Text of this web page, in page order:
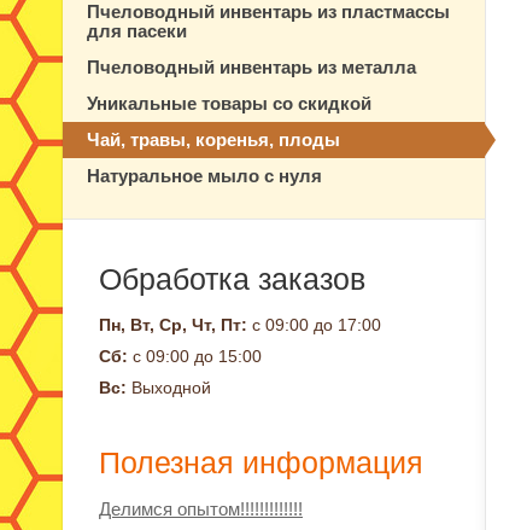
Пчеловодный инвентарь из пластмассы
для пасеки
Пчеловодный инвентарь из металла
Уникальные товары со скидкой
Чай, травы, коренья, плоды
Натуральное мыло с нуля
Обработка заказов
Пн, Вт, Ср, Чт, Пт: с 09:00 до 17:00
Сб: с 09:00 до 15:00
Вс: Выходной
Полезная информация
Делимся опытом!!!!!!!!!!!!!